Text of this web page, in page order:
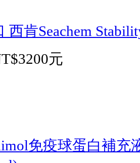
西肯Seachem
元
免疫球蛋白補充